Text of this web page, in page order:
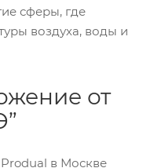
сферы, где
воздуха, воды и
от
в Москве